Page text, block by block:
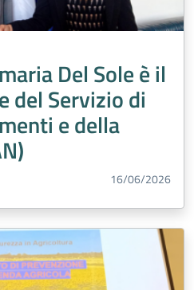
Del Sole è il
del Servizio di
e della
16/06/2026